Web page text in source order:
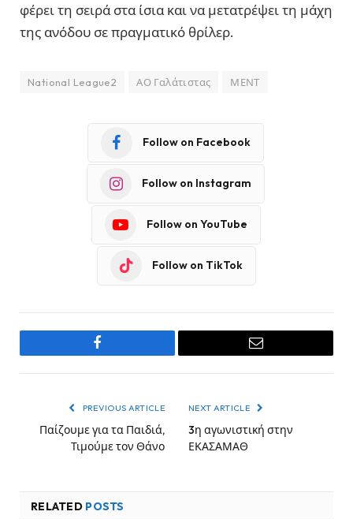
φέρει τη σειρά στα ίσια και να μετατρέψει τη μάχη
της ανόδου σε πραγματικό θρίλερ.
National League2 ΑΟ Γαλάτιστας ΜΕΝΤ
Follow on Facebook
Follow on Instagram
Follow on YouTube
Follow on TikTok
Facebook Email
PREVIOUS ARTICLE
Παίζουμε για τα Παιδιά,
Τιμούμε τον Θάνο
NEXT ARTICLE
3η αγωνιστική στην
ΕΚΑΣΑΜΑΘ
RELATED POSTS